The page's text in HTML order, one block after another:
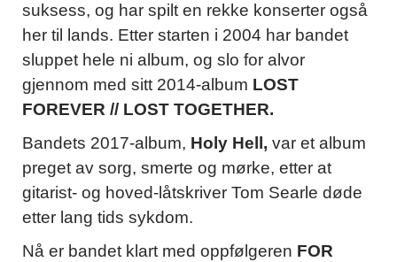
suksess, og har spilt en rekke konserter også
her til lands. Etter starten i 2004 har bandet
sluppet hele ni album, og slo for alvor
gjennom med sitt 2014-album LOST
FOREVER // LOST TOGETHER.
Bandets 2017-album, Holy Hell, var et album
preget av sorg, smerte og mørke, etter at
gitarist- og hoved-låtskriver Tom Searle døde
etter lang tids sykdom.
Nå er bandet klart med oppfølgeren FOR